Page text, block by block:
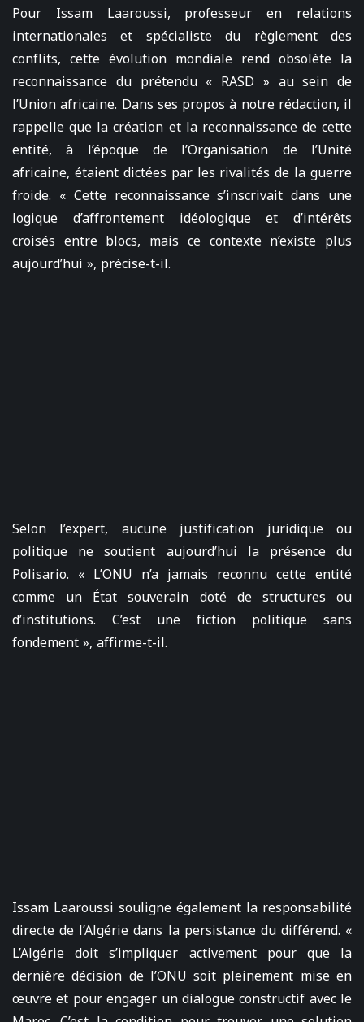
Pour Issam Laaroussi, professeur en relations
internationales et spécialiste du règlement des
conflits, cette évolution mondiale rend obsolète la
reconnaissance du prétendu « RASD » au sein de
l’Union africaine. Dans ses propos à notre rédaction, il
rappelle que la création et la reconnaissance de cette
entité, à l’époque de l’Organisation de l’Unité
africaine, étaient dictées par les rivalités de la guerre
froide. « Cette reconnaissance s’inscrivait dans une
logique d’affrontement idéologique et d’intérêts
croisés entre blocs, mais ce contexte n’existe plus
aujourd’hui », précise-t-il.
Selon l’expert, aucune justification juridique ou
politique ne soutient aujourd’hui la présence du
Polisario. « L’ONU n’a jamais reconnu cette entité
comme un État souverain doté de structures ou
d’institutions. C’est une fiction politique sans
fondement », affirme-t-il.
Issam Laaroussi souligne également la responsabilité
directe de l’Algérie dans la persistance du différend. «
L’Algérie doit s’impliquer activement pour que la
dernière décision de l’ONU soit pleinement mise en
œuvre et pour engager un dialogue constructif avec le